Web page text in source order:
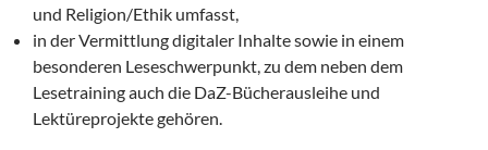
und Religion/Ethik umfasst,
in der Vermittlung digitaler Inhalte sowie in einem
besonderen Leseschwerpunkt, zu dem neben dem
Lesetraining auch die DaZ-Bücherausleihe und
Lektüreprojekte gehören.